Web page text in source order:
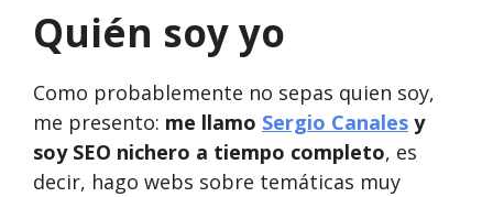
Quién soy yo
Como probablemente no sepas quien soy,
me presento: me llamo Sergio Canales y
soy SEO nichero a tiempo completo, es
decir, hago webs sobre temáticas muy